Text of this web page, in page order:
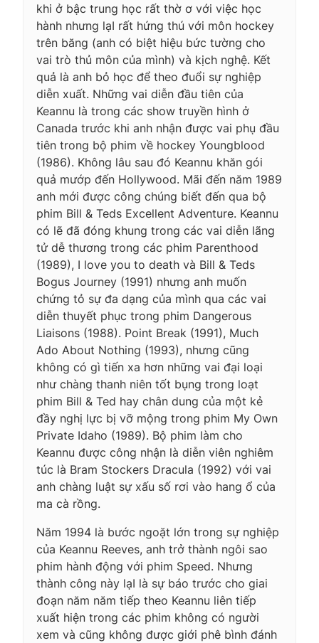
khi ở bậc trung học rất thờ ơ với việc học
hành nhưng lạI rất hứng thú với môn hockey
trên băng (anh có biệt hiệu bức tường cho
vai trò thủ môn của mình) và kịch nghệ. Kết
quả là anh bỏ học để theo đuổi sự nghiệp
diễn xuất. Những vai diễn đầu tiên của
Keannu là trong các show truyền hình ở
Canada trước khi anh nhận được vai phụ đầu
tiên trong bộ phim về hockey Youngblood
(1986). Không lâu sau đó Keannu khăn gói
quả mướp đến Hollywood. Mãi đến năm 1989
anh mới được công chúng biết đến qua bộ
phim Bill & Teds Excellent Adventure. Keannu
có lẽ đã đóng khung trong các vai diễn lãng
tử dễ thương trong các phim Parenthood
(1989), I love you to death và Bill & Teds
Bogus Journey (1991) nhưng anh muốn
chứng tỏ sự đa dạng của mình qua các vai
diễn thuyết phục trong phim Dangerous
Liaisons (1988). Point Break (1991), Much
Ado About Nothing (1993), nhưng cũng
không có gì tiến xa hơn những vai đại loại
như chàng thanh niên tốt bụng trong loạt
phim Bill & Ted hay chân dung của một kẻ
đầy nghị lực bị vỡ mộng trong phim My Own
Private Idaho (1989). Bộ phim làm cho
Keannu được công nhận là diễn viên nghiêm
túc là Bram Stockers Dracula (1992) với vai
anh chàng luật sự xấu số rơi vào hang ổ của
ma cà rồng.
Năm 1994 là bước ngoặt lớn trong sự nghiệp
của Keannu Reeves, anh trở thành ngôi sao
phim hành động với phim Speed. Nhưng
thành công này lạI là sự báo trước cho giai
đoạn năm năm tiếp theo Keannu liên tiếp
xuất hiện trong các phim không có người
xem và cũng không được giới phê bình đánh